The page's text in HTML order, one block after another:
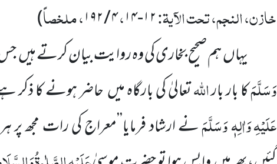
خازن، النجم، تحت الآیۃ:۱۲-۱۴ ،۴ / ۱۹۲ ، ملخصاً)
یہاں ہم صحیح بخاری کی وہ روایت بیان کرتے
وَسَلَّمَکا بار باراللہتعالیٰ کی بارگاہ میں حاضر ہونے کا ذکر
عَلَیْہِوَاٰلِہٖ وَسَلَّمَنے ارشاد فرمایا’’معراج کی رات مجھ